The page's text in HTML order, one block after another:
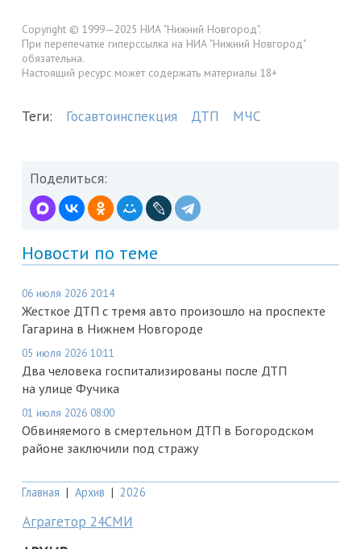
Copyright © 1999—2025 НИА "Нижний Новгород".
При перепечатке гиперссылка на НИА "Нижний Новгород"
обязательна.
Настоящий ресурс может содержать материалы 18+
Теги: Госавтоинспекция ДТП МЧС
Поделиться:
Новости по теме
06 июля 2026 20:14
Жесткое ДТП с тремя авто произошло на проспекте
Гагарина в Нижнем Новгороде
05 июля 2026 10:11
Два человека госпитализированы после ДТП
на улице Фучика
01 июля 2026 08:00
Обвиняемого в смертельном ДТП в Богородском
районе заключили под стражу
Главная | Архив | 2026
Аграгетор 24СМИ